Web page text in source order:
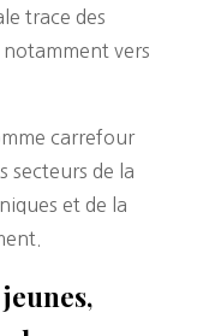
trace des
vers
carrefour
secteurs de la
et de la